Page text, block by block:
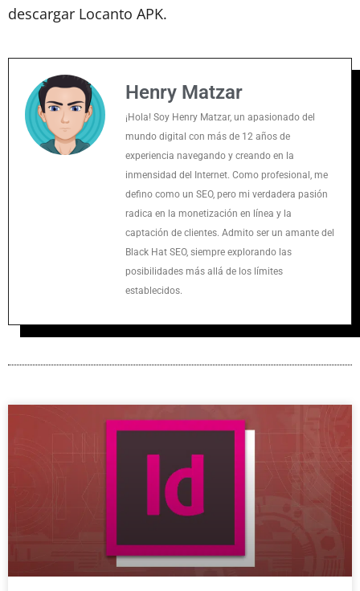
descargar Locanto APK.
Henry Matzar
¡Hola! Soy Henry Matzar, un apasionado del
mundo digital con más de 12 años de
experiencia navegando y creando en la
inmensidad del Internet. Como profesional, me
defino como un SEO, pero mi verdadera pasión
radica en la monetización en línea y la
captación de clientes. Admito ser un amante del
Black Hat SEO, siempre explorando las
posibilidades más allá de los límites
establecidos.